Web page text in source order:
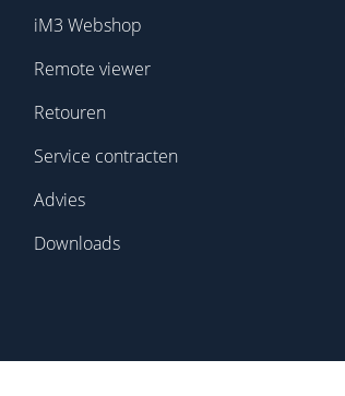
iM3 Webshop
Remote viewer
Retouren
Service contracten
Advies
Downloads